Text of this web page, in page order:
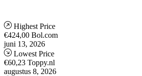
Highest Price
€424,00 Bol.com
juni 13, 2026
Lowest Price
€60,23 Toppy.nl
augustus 8, 2026